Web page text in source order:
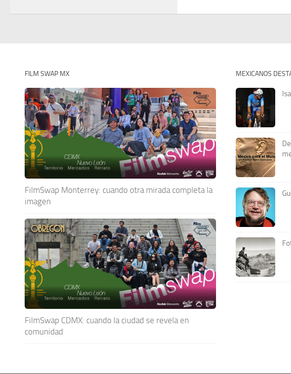
FILM SWAP MX
FilmSwap Monterrey: cuando otra mirada completa la
imagen
FilmSwap CDMX: cuando la ciudad se revela en
comunidad
MEXICANOS